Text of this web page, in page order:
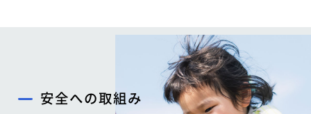
安全への取組み